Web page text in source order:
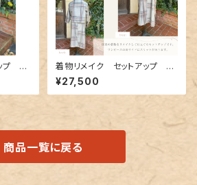
プ 0
着物リメイク セットアップ 0
02
¥27,500
商品一覧に戻る